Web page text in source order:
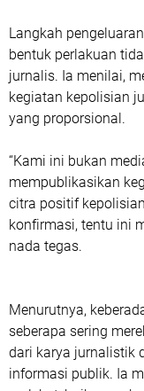
Langkah
bentuk perlakuan
jurnalis. Ia menilai,
kegiatan kepolisian
yang proporsional.
“Kami ini bukan
mempublikasikan
citra positif
konfirmasi, tentu ini
nada tegas.
Menurutnya,
seberapa sering
dari karya jurnalistik
informasi publik. Ia